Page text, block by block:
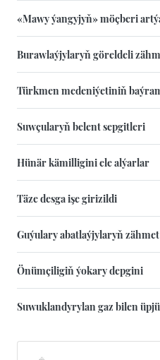
«Mawy ýangyjyň» möçberi
Burawlaýjylaryň göreldeli
Türkmen medeniýetiniň
Suwçularyň belent sepgitleri
Hünär kämilligini ele alýarlar
Täze desga işe girizildi
Guýulary abatlaýjylaryň
Önümçiligiň ýokary depgini
Suwuklandyrylan gaz bilen